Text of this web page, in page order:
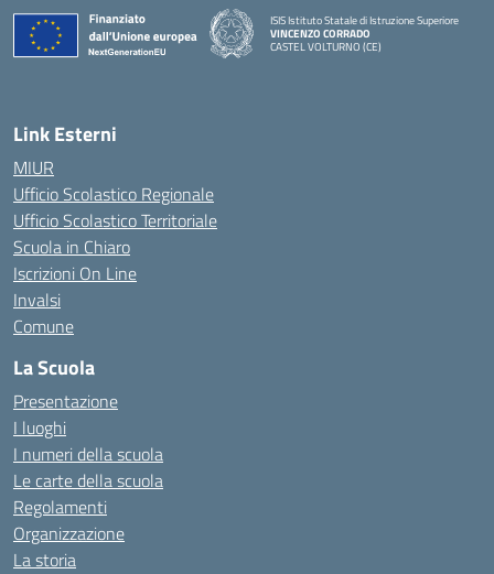
ISIS Istituto Statale di Istruzione Superiore
VINCENZO CORRADO
CASTEL VOLTURNO (CE)
Link Esterni
MIUR
Ufficio Scolastico Regionale
Ufficio Scolastico Territoriale
Scuola in Chiaro
Iscrizioni On Line
Invalsi
Comune
La Scuola
Presentazione
I luoghi
I numeri della scuola
Le carte della scuola
Regolamenti
Organizzazione
La storia